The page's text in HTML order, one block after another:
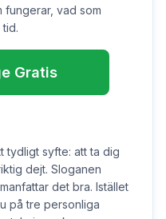
vad som
Gratis
tydligt syfte: att ta dig
dejt. Sloganen
det bra. Istället
på tre personliga